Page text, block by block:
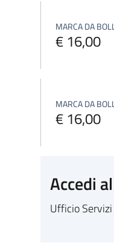
MARCA DA
€ 16,00
MARCA DA
€ 16,00
Accedi
Ufficio